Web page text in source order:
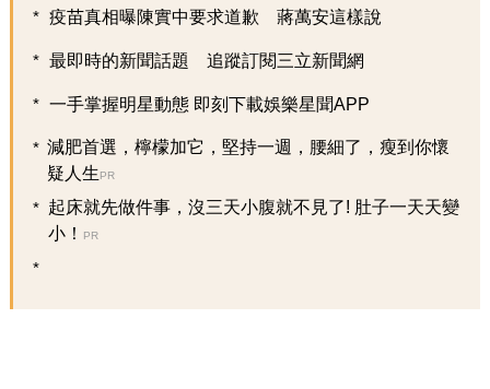
疫苗真相曝陳實中要求道歉 蔣萬安這樣說
最即時的新聞話題 追蹤訂閱三立新聞網
一手掌握明星動態 即刻下載娛樂星聞APP
減肥首選，檸檬加它，堅持一週，腰細了，瘦到你懷
疑人生 PR
起床就先做件事，沒三天小腹就不見了! 肚子一天天變
小！
PR